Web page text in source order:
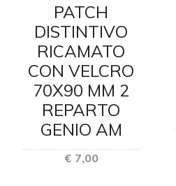
PATCH
DISTINTIVO
RICAMATO
CON VELCRO
70X90 MM 2
REPARTO
GENIO AM
€ 7,00